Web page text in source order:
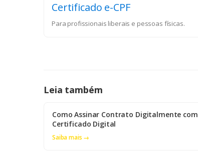
Certificado e-CPF
Para profissionais liberais e pessoas físicas.
Leia também
Como Assinar Contrato Digitalmente com
Certificado Digital
Saiba mais →